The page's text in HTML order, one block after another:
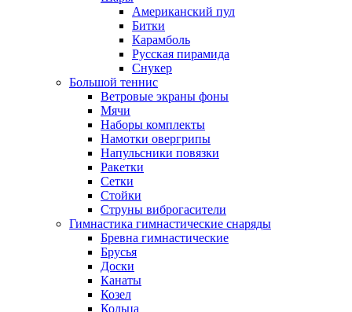
Американский пул
Битки
Карамболь
Русская пирамида
Снукер
Большой теннис
Ветровые экраны фоны
Мячи
Наборы комплекты
Намотки овергрипы
Напульсники повязки
Ракетки
Сетки
Стойки
Струны виброгасители
Гимнастика гимнастические снаряды
Бревна гимнастические
Брусья
Доски
Канаты
Козел
Кольца